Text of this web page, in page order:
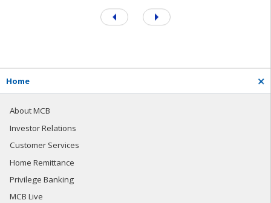
Home
About MCB
Investor Relations
Customer Services
Home Remittance
Privilege Banking
MCB Live